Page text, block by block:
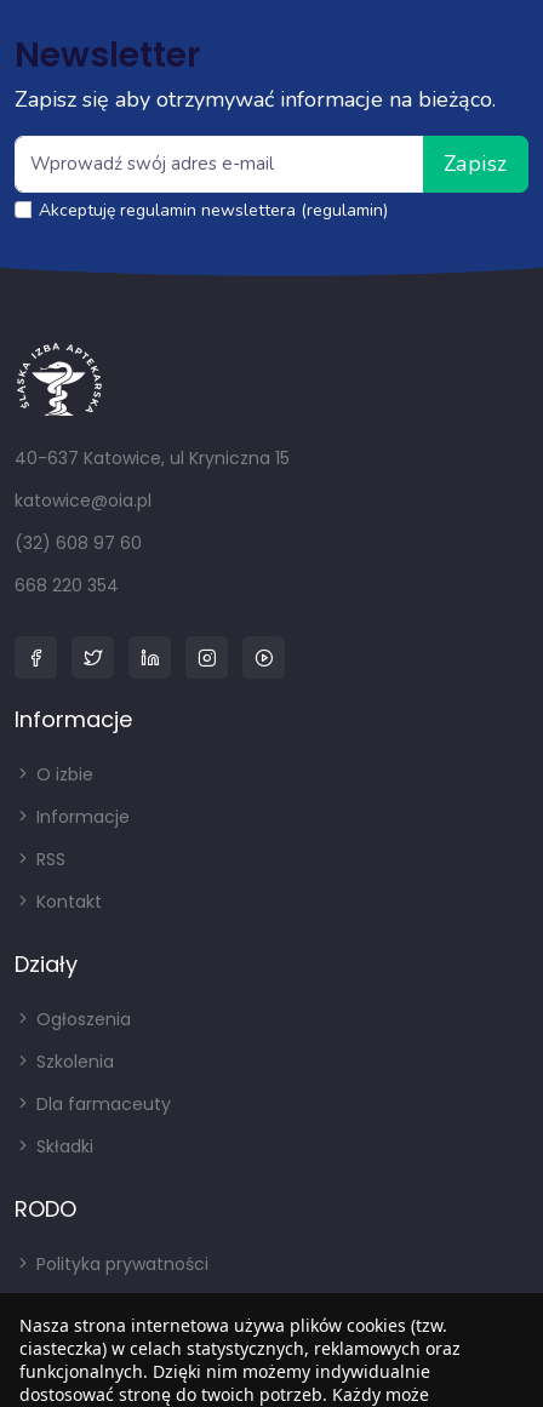
Newsletter
Zapisz się aby otrzymywać informacje na bieżąco.
Zapisz
Akceptuję regulamin newslettera (regulamin)
40-637 Katowice, ul Kryniczna 15
katowice@oia.pl
(32) 608 97 60
668 220 354
Informacje
O izbie
Informacje
RSS
Kontakt
Działy
Ogłoszenia
Szkolenia
Dla farmaceuty
Składki
RODO
Polityka prywatności
RODO
BIP
Nasza strona internetowa używa plików cookies (tzw.
ciasteczka) w celach statystycznych, reklamowych oraz
funkcjonalnych. Dzięki nim możemy indywidualnie
dostosować stronę do twoich potrzeb. Każdy może